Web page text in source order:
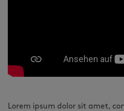
Lorem ipsum dolor sit amet,